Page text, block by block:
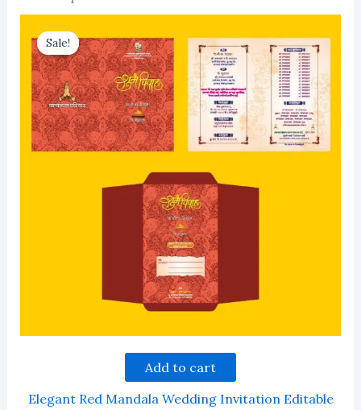
Sale!
Sale!
Add to cart
Elegant Red Mandala Wedding Invitation Editable